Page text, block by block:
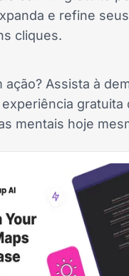
e refine
cliques.
ação? Assista à
gratuita
mentais hoje